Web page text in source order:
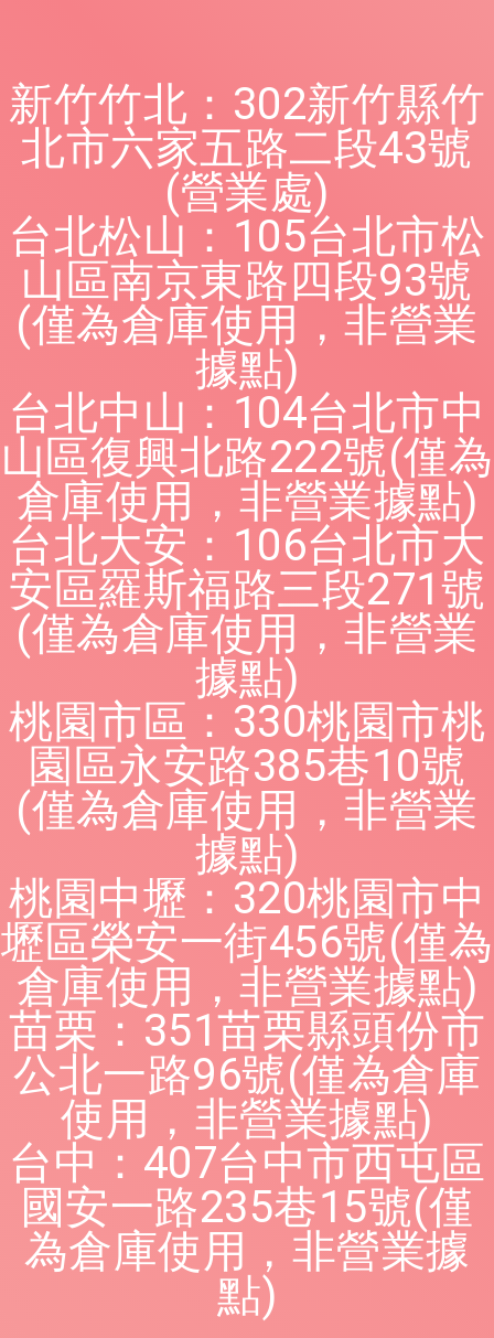
新竹竹北：302新竹縣竹
北市六家五路二段43號
(營業處)
台北松山：105台北市松
山區南京東路四段93號
(僅為倉庫使用，非營業
據點)
台北中山：104台北市中
山區復興北路222號(僅為
倉庫使用，非營業據點)
台北大安：106台北市大
安區羅斯福路三段271號
(僅為倉庫使用，非營業
據點)
桃園市區：330桃園市桃
園區永安路385巷10號
(僅為倉庫使用，非營業
據點)
桃園中壢：320桃園市中
壢區榮安一街456號(僅為
倉庫使用，非營業據點)
苗栗：351苗栗縣頭份市
公北一路96號(僅為倉庫
使用，非營業據點)
台中：407台中市西屯區
國安一路235巷15號(僅
為倉庫使用，非營業據
點)